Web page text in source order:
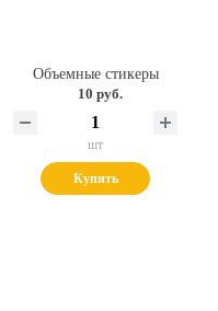
Объемные стикеры
10 руб.
шт
Купить